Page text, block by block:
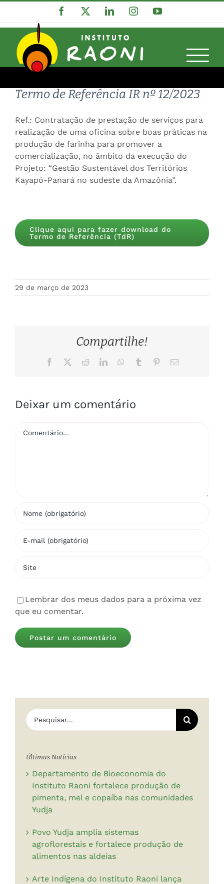
o
conteúdo
Facebook LinkedInInstagramYouTube
Termo de Referência IR nº12/2023
INSTITUTO RAONI – IR
Termo de Referência IR nº 12/2023
Ref.: Contratação de prestação de serviços para
realização de uma oficina sobre boas práticas na
produção de farinha para promover a
comercialização, no âmbito da execução do
Projeto: “Gestão Sustentável dos Territórios
Kayapó-Panará no sudeste da Amazônia”.
Clique aqui para fazer download do
Termo de Referência (TdR)
29 de março de 2023
Compartilhe!
Facebook RedditLinkedInWhatsApp
Tumblr Pinterest
E-
Deixar um comentário
Comentário
Lembrar dos meus dados para a próxima vez
que eu comentar.
Buscar
resultados
Últimas Notícias
Departamento de Bioeconomia do
Instituto Raoni fortalece produção de
pimenta, mel e copaíba nas comunidades
Yudja
Povo Yudja amplia sistemas
agroflorestais e fortalece produção de
alimentos nas aldeias
Arte Indígena do Instituto Raoni lança